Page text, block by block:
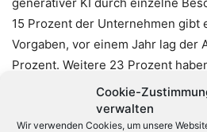
Cookie-
verwalten
Wir verwenden Cookies, um unsere
15 Prozent der Unternehmen gibt
Vorgaben, vor einem Jahr lag der
Prozent. Weitere 23 Prozent
vorgenommen, dies zu tun. Nur
Regeln und wollen auch keine